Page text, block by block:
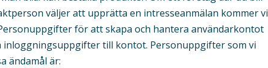
väljer att upprätta en intresseanmälan kommer vi
för att skapa och hantera användarkontot
inloggningsuppgifter till kontot. Person­uppgifter som vi
ändamål är: